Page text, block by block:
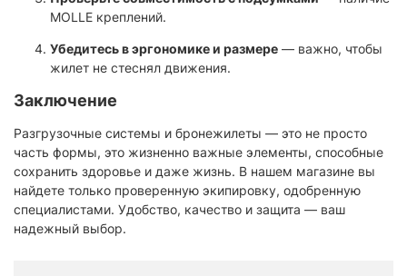
MOLLE креплений.
Убедитесь в эргономике и размере — важно, чтобы
жилет не стеснял движения.
Заключение
Разгрузочные системы и бронежилеты — это не просто
часть формы, это жизненно важные элементы, способные
сохранить здоровье и даже жизнь. В нашем магазине вы
найдете только проверенную экипировку, одобренную
специалистами. Удобство, качество и защита — ваш
надежный выбор.